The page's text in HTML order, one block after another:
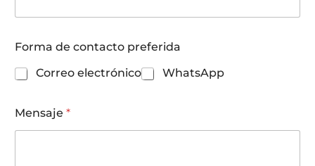
Forma de contacto preferida
Correo electrónico
WhatsApp
Mensaje *